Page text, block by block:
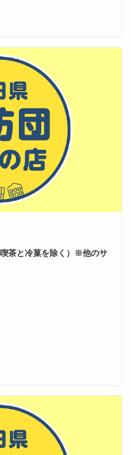
茶と冷菓を除く）※他のサ